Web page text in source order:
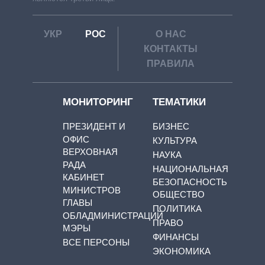
УКР РОС
О НАС
КОНТАКТЫ
ПРАВИЛА
МОНИТОРИНГ
ПРЕЗИДЕНТ И
ОФИС
ВЕРХОВНАЯ
РАДА
КАБИНЕТ
МИНИСТРОВ
ГЛАВЫ
ОБЛАДМИНИСТРАЦИЙ
МЭРЫ
ВСЕ ПЕРСОНЫ
ТЕМАТИКИ
БИЗНЕС
КУЛЬТУРА
НАУКА
НАЦИОНАЛЬНАЯ
БЕЗОПАСНОСТЬ
ОБЩЕСТВО
ПОЛИТИКА
ПРАВО
ФИНАНСЫ
ЭКОНОМИКА